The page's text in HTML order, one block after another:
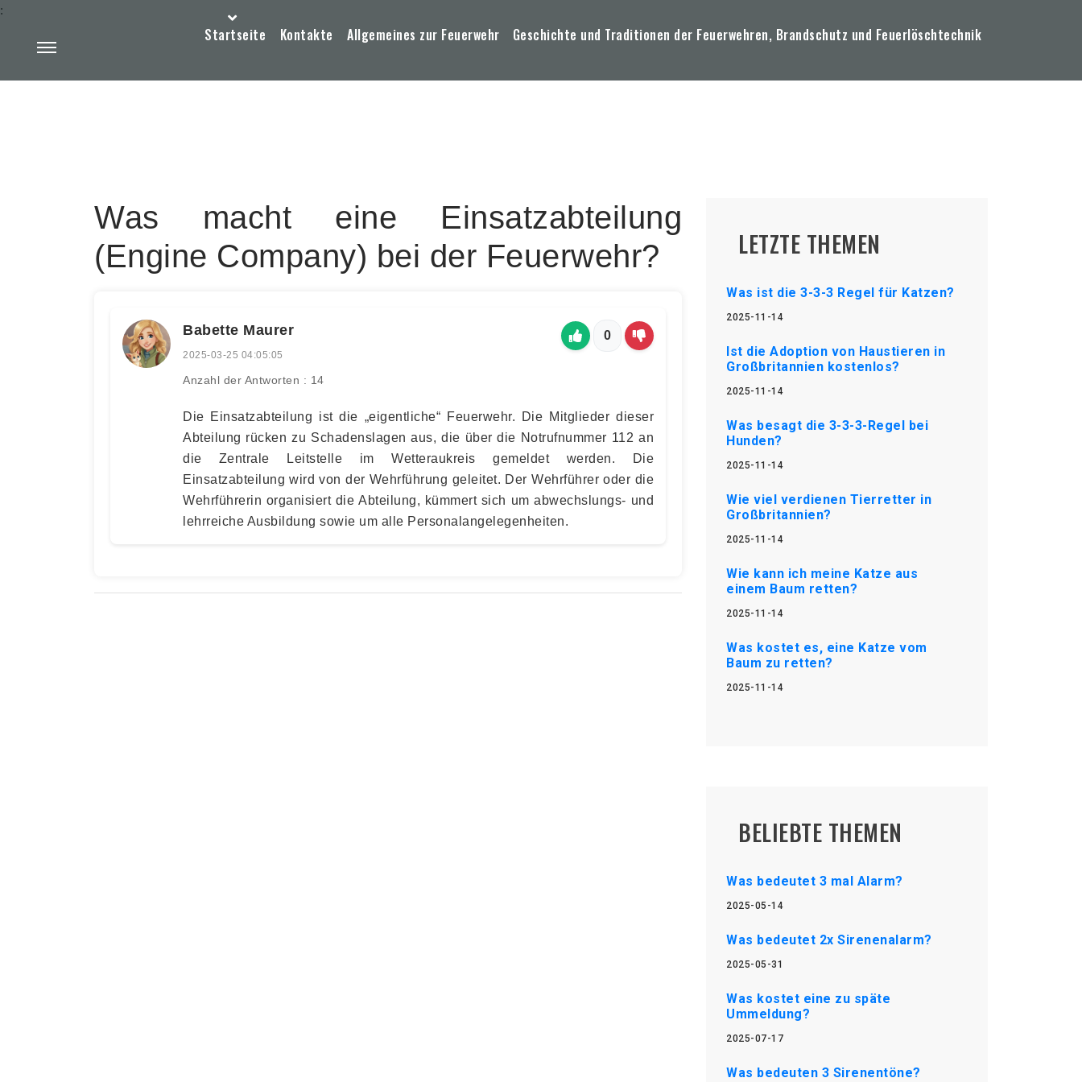
Startseite Kontakte Allgemeines zur Feuerwehr Geschichte und Traditionen der Feuerwehren, Brandschutz und Feuerlöschtechnik
:
Was macht eine Einsatzabteilung
(Engine Company) bei der Feuerwehr?
Babette Maurer
2025-03-25 04:05:05
Anzahl der Antworten : 14
0
Die Einsatzabteilung ist die „eigentliche“ Feuerwehr. Die Mitglieder dieser
Abteilung rücken zu Schadenslagen aus, die über die Notrufnummer 112 an
die Zentrale Leitstelle im Wetteraukreis gemeldet werden. Die
Einsatzabteilung wird von der Wehrführung geleitet. Der Wehrführer oder die
Wehrführerin organisiert die Abteilung, kümmert sich um abwechslungs- und
lehrreiche Ausbildung sowie um alle Personalangelegenheiten.
LETZTE THEMEN
Was ist die 3-3-3 Regel für Katzen?
2025-11-14
Ist die Adoption von Haustieren in
Großbritannien kostenlos?
2025-11-14
Was besagt die 3-3-3-Regel bei
Hunden?
2025-11-14
Wie viel verdienen Tierretter in
Großbritannien?
2025-11-14
Wie kann ich meine Katze aus
einem Baum retten?
2025-11-14
Was kostet es, eine Katze vom
Baum zu retten?
2025-11-14
BELIEBTE THEMEN
Was bedeutet 3 mal Alarm?
2025-05-14
Was bedeutet 2x Sirenenalarm?
2025-05-31
Was kostet eine zu späte
Ummeldung?
2025-07-17
Was bedeuten 3 Sirenentöne?